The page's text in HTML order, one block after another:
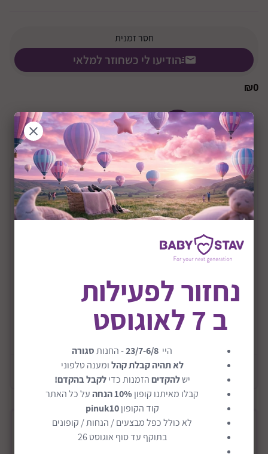
חסר זמנית
הודיעו לי כשחוזר למלאי
₪0
+5Y שיתוף:
תיאור המוצר
קסדה ראס לגיל 5 ומעלה דגם אסטרו
מראה קשוח, עם גרפיקה של שודד ים, תעזור לכם עם
מעניקות מראה מגניב וחדשני שיגרום לילדיכם לסובב
ראשים במגרשי הרכיבה.
חלקה הפנימי של הקסדה מעוצב לבלימת זעזועים
פתחי אוורור אווירודינמיים לקירור הראש
רצועות מתכווננות לאבטחת הקסדה על הראש
מתאים לילדים מגיל 5+
מידע כללי
נחזור לפעילות
ב 7 לאוגוסט
היי 23/7-6/8- החנותסגורה
לא תהיה קבלת קהלומענה טלפוני
ישלהקדיםהזמנות כדילקבל בהקדם!
קבלו מאיתנו קופון 10% הנחה
על כל האתר
קוד הקופוןpinuk10
לא כולל כפל מבצעים / הנחות / קופונים
בתוקף עד סוף אוגוסט 26